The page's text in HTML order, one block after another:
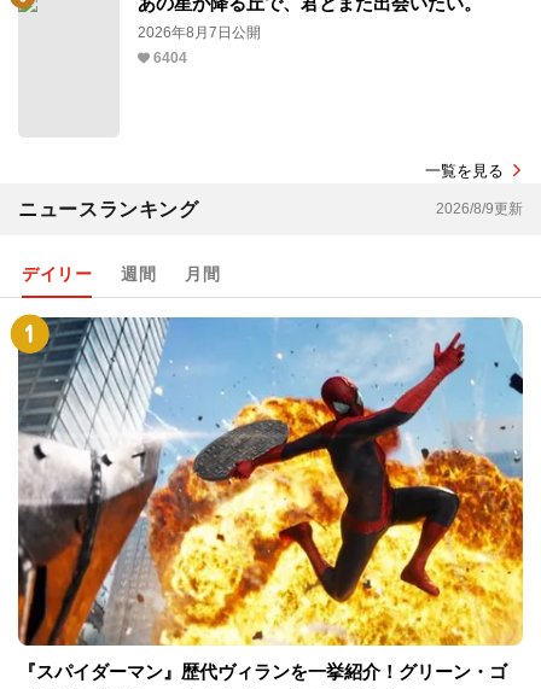
2026年8月7日公開
6404
一覧を見る
ニュースランキング 2026/8/9更新
デイリー 週間 月間
『スパイダーマン』歴代ヴィランを一挙紹介！グリーン・ゴ